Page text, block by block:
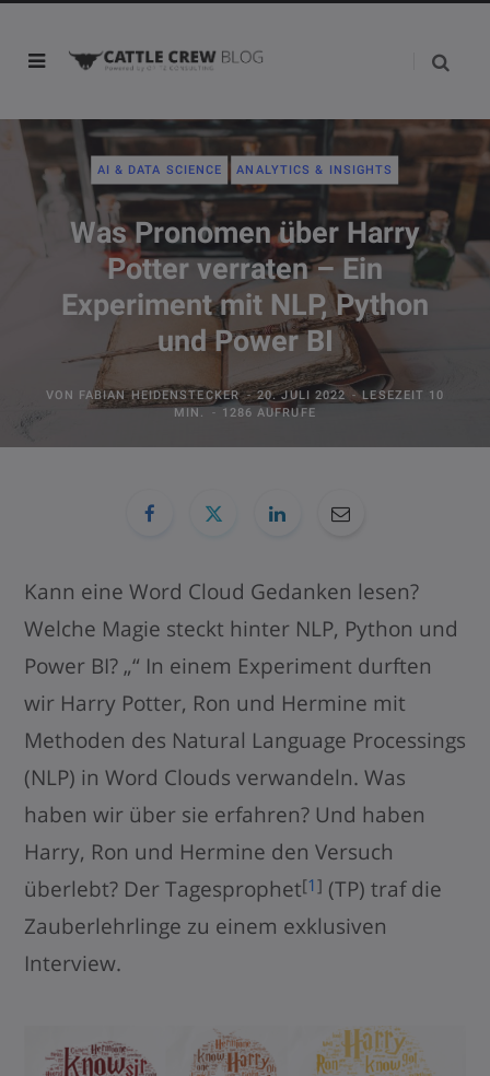
AI & DATA SCIENCE ANALYTICS & INSIGHTS
Was Pronomen über Harry
Potter verraten – Ein
Experiment mit NLP, Python
und Power BI
VON FABIAN HEIDENSTECKER 20. JULI 2022
LESEZEIT 10
MIN.
1286 AUFRUFE
Kann eine Word Cloud Gedanken lesen?
Welche Magie steckt hinter NLP, Python und
Power BI? „“ In einem Experiment durften
wir Harry Potter, Ron und Hermine mit
Methoden des Natural Language Processings
(NLP) in Word Clouds verwandeln. Was
haben wir über sie erfahren? Und haben
Harry, Ron und Hermine den Versuch
überlebt? Der Tagesprophet[1] (TP) traf die
Zauberlehrlinge zu einem exklusiven
Interview.